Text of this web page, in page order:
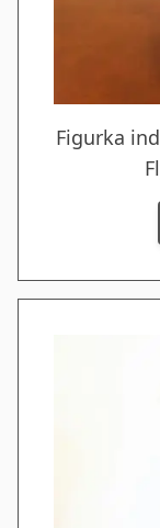
Figurka